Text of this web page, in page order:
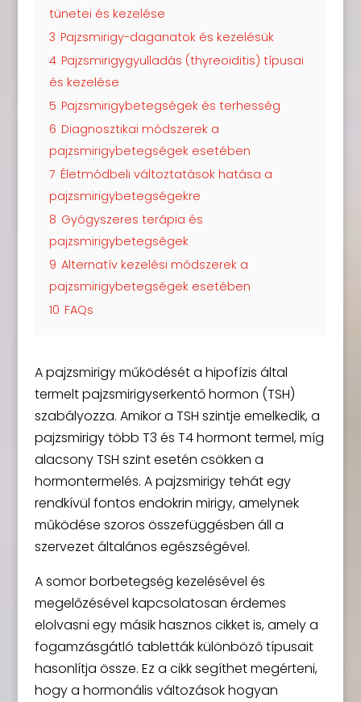
tünetei és kezelése
3 Pajzsmirigy-daganatok és kezelésük
4 Pajzsmirigygyulladás (thyreoiditis) típusai
és kezelése
5 Pajzsmirigybetegségek és terhesség
6 Diagnosztikai módszerek a
pajzsmirigybetegségek esetében
7 Életmódbeli változtatások hatása a
pajzsmirigybetegségekre
8 Gyógyszeres terápia és
pajzsmirigybetegségek
9 Alternatív kezelési módszerek a
pajzsmirigybetegségek esetében
10 FAQs
A pajzsmirigy működését a hipofízis által
termelt pajzsmirigyserkentő hormon (TSH)
szabályozza. Amikor a TSH szintje emelkedik, a
pajzsmirigy több T3 és T4 hormont termel, míg
alacsony TSH szint esetén csökken a
hormontermelés. A pajzsmirigy tehát egy
rendkívül fontos endokrin mirigy, amelynek
működése szoros összefüggésben áll a
szervezet általános egészségével.
A somor borbetegség kezelésével és
megelőzésével kapcsolatosan érdemes
elolvasni egy másik hasznos cikket is, amely a
fogamzásgátló tabletták különböző típusait
hasonlítja össze. Ez a cikk segíthet megérteni,
hogy a hormonális változások hogyan